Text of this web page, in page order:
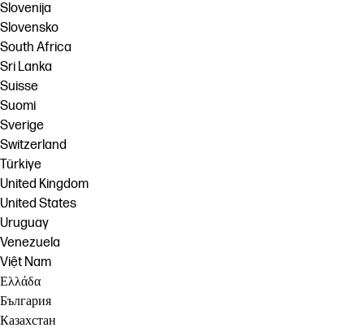
Slovenija
Slovensko
South Africa
Sri Lanka
Suisse
Suomi
Sverige
Switzerland
Türkiye
United Kingdom
United States
Uruguay
Venezuela
Việt Nam
Ελλάδα
България
Казахстан